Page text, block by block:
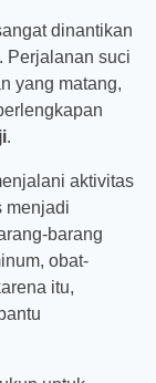
dinantikan
Perjalanan suci
yang matang,
.
aktivitas
menjadi
barang
obat-
itu,